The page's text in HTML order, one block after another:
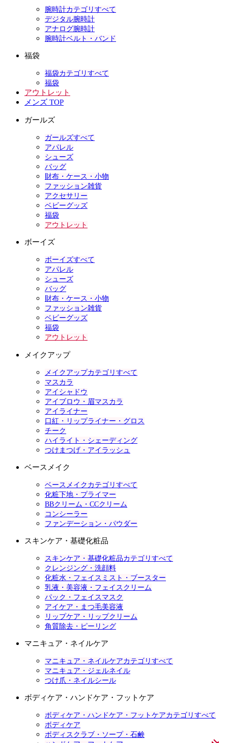
腕時計カテゴリすべて
デジタル腕時計
アナログ腕時計
腕時計ベルト・バンド
福袋
福袋カテゴリすべて
福袋
アウトレット
メンズ TOP
ガールズ
ガールズすべて
アパレル
シューズ
バッグ
財布・ケース・小物
ファッション雑貨
アクセサリー
ベビーグッズ
福袋
アウトレット
ボーイズ
ボーイズすべて
アパレル
シューズ
バッグ
財布・ケース・小物
ファッション雑貨
ベビーグッズ
福袋
アウトレット
メイクアップ
メイクアップカテゴリすべて
マスカラ
アイシャドウ
アイブロウ・眉マスカラ
アイライナー
口紅・リップライナー・グロス
チーク
ハイライト・シェーディング
つけまつげ・アイラッシュ
ベースメイク
ベースメイクカテゴリすべて
化粧下地・プライマー
BBクリーム・CCクリーム
コンシーラー
ファンデーション・パウダー
スキンケア・基礎化粧品
スキンケア・基礎化粧品カテゴリすべて
クレンジング・洗顔料
化粧水・フェイスミスト・ブースター
乳液・美容液・フェイスクリーム
パック・フェイスマスク
アイケア・まつ毛美容液
リップケア・リップクリーム
角質除去・ピーリング
マニキュア・ネイルケア
マニキュア・ネイルケアカテゴリすべて
マニキュア・ジェルネイル
つけ爪・ネイルシール
ボディケア・ハンドケア・フットケア
ボディケア・ハンドケア・フットケアカテゴリすべて
ボディケア
ボディスクラブ・ソープ・石鹸